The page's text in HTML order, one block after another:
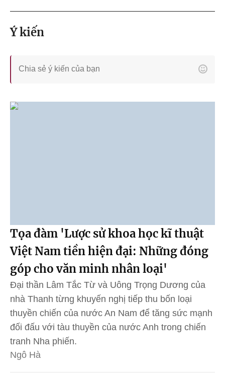
Ý kiến
Tọa đàm 'Lược sử khoa học kĩ thuật
Việt Nam tiền hiện đại: Những đóng
góp cho văn minh nhân loại'
Đại thần Lâm Tắc Từ và Uông Trọng Dương của
nhà Thanh từng khuyến nghị tiếp thu bốn loại
thuyền chiến của nước An Nam để tăng sức mạnh
đối đấu với tàu thuyền của nước Anh trong chiến
tranh Nha phiến.
Ngô Hà